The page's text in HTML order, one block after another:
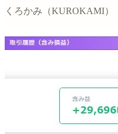
くろかみ（KUROKAMI）